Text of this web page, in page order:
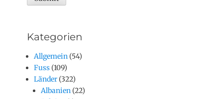
Kategorien
Allgemein (54)
Fuss (109)
Länder (322)
Albanien (22)